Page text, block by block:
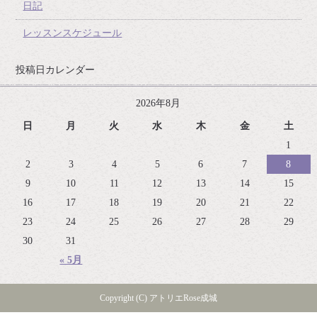
日記
レッスンスケジュール
投稿日カレンダー
2026年8月
日 月 火 水 木 金 土
« 5月
1
2
3 4 5 6 7
8
9
10 11 12 13 14
15
16
17 18 19 20 21
22
23
24 25 26 27 28
29
30
31
Copyright (C) アトリエRose成城